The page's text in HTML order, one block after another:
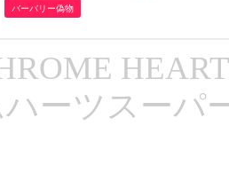
バーバリー偽物
ハーツスーパ